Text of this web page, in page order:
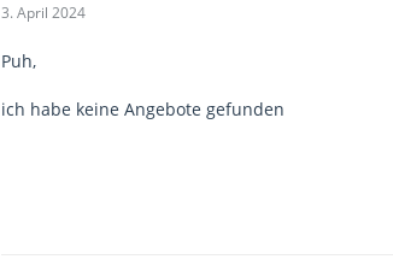
3. April 2024
Puh,
ich habe keine Angebote gefunden